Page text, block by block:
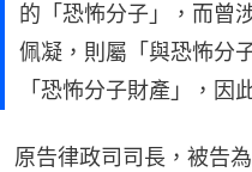
的「恐怖分子」，而曾
佩凝，則屬「與恐怖分
「恐怖分子財產」，因
原告律政司司長，被告